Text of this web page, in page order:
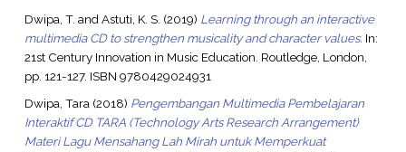
Dwipa, T. and Astuti, K. S. (2019) Learning through an interactive
multimedia CD to strengthen musicality and character values. In:
21st Century Innovation in Music Education. Routledge, London,
pp. 121-127. ISBN 9780429024931
Dwipa, Tara (2018) Pengembangan Multimedia Pembelajaran
Interaktif CD TARA (Technology Arts Research Arrangement)
Materi Lagu Mensahang Lah Mirah untuk Memperkuat